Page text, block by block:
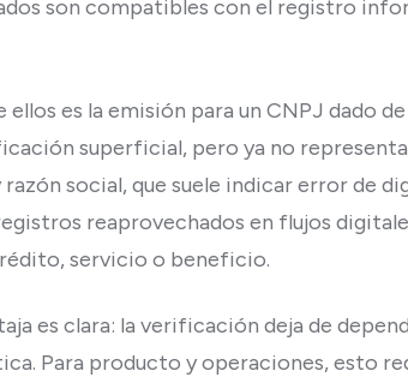
son compatibles con el registro
es la emisión para un CNPJ dado de
superficial, pero ya no
social, que suele indicar error de
reaprovechados en flujos
servicio o beneficio.
es clara: la verificación deja de
Para producto y operaciones, esto